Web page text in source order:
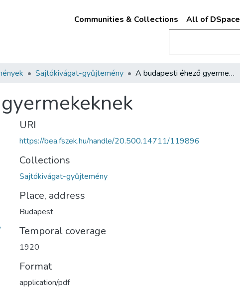
Communities & Collections All of DSpace
Sajtókivágat-gyűjtemény A budapesti éhező gyermekeknek
URI
https://bea.fszek.hu/handle/20.500.14711/119896
Collections
Sajtókivágat-gyűjtemény
Place, address
Budapest
Temporal coverage
1920
Format
application/pdf